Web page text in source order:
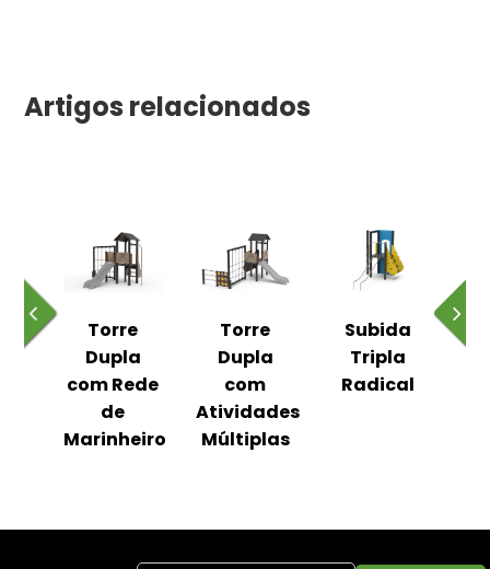
Artigos relacionados
Torre
Dupla
com Rede
de
Marinheiro
Torre
Dupla
com
Atividades
Múltiplas
Subida
Tripla
Radical